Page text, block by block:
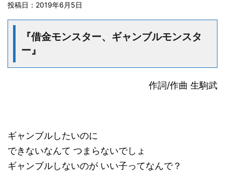
投稿日： 2019年6月5日
『借金モンスター、ギャンブルモンスタ
ー』
作詞/作曲 生駒武
ギャンブルしたいのに
できないなんて つまらないでしょ
ギャンブルしないのが いい子ってなんで？